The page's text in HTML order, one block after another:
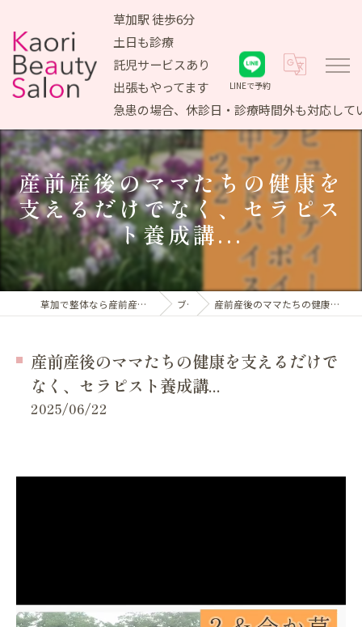
草加駅 徒歩6分
土日も診療
託児サービスあり
出張もやってます
急患の場合、休診日・診療時間外も対応して
LINEで予約
産前産後のママたちの健康を
支えるだけでなく、セラピス
ト養成講...
草加で整体なら産前産後ケア専門 かおりビューティサロン ブログ 産前産後のママたちの健康を支えるだけでなく、セラピスト養成講...
産前産後のママたちの健康を支えるだけで
なく、セラピスト養成講...
2025/06/22